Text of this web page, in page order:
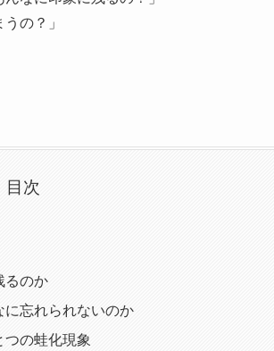
の？」
目次
るのか
に忘れられないのか
の蛙化現象